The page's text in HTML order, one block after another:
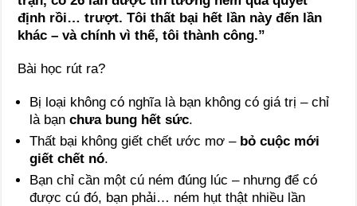
định rồi… trượt. Tôi thất bại hết lần này đến lần
khác – và chính vì thế, tôi thành công.”
Bài học rút ra?
Bị loại không có nghĩa là bạn không có giá trị – chỉ
là bạnchưa bung hết sức.
Thất bại không giết chết ước mơ – bỏ cuộc mới
giết chết nó.
Bạn chỉ cần một cú ném đúng lúc – nhưng để có
được cú đó, bạn phải… ném hụt thật nhiều lần